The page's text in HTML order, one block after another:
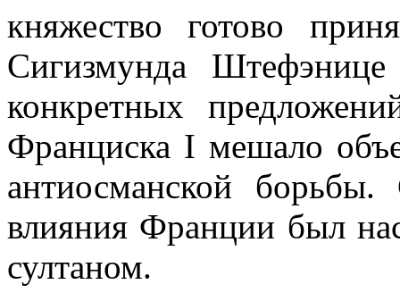
княжество готово
Сигизмунда
конкретных
Франциска I мешало
антиосманской
влияния Франции был
султаном.